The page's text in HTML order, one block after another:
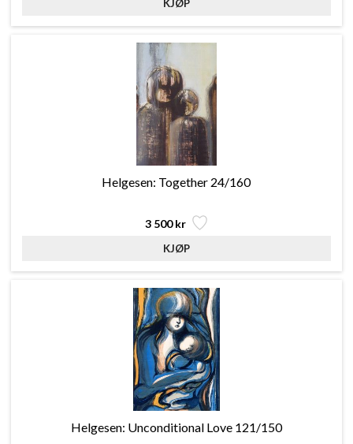
Helgesen: Together 24/160
3 500 kr
Helgesen: Unconditional Love 121/150